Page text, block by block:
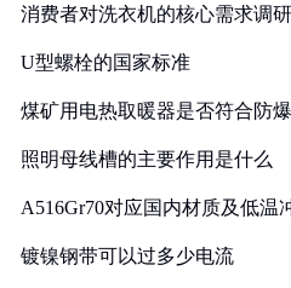
消费者对洗衣机的核心需求调
U型螺栓的国家标准
煤矿用电热取暖器是否符合防
照明母线槽的主要作用是什么
A516Gr70对应国内材质及低温
镀镍钢带可以过多少电流